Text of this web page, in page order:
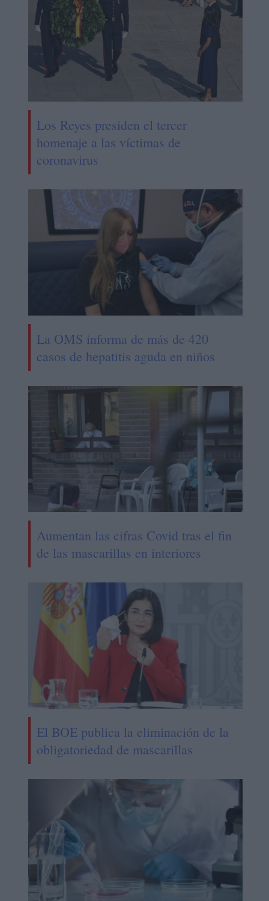
Los Reyes presiden el tercer
homenaje a las víctimas de
coronavirus
La OMS informa de más de 420
casos de hepatitis aguda en niños
Aumentan las cifras Covid tras el fin
de las mascarillas en interiores
El BOE publica la eliminación de la
obligatoriedad de mascarillas